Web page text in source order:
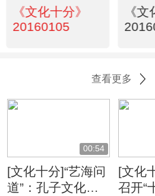
《文化十分》
20160105
《
查看更多
00:54
[文化十分]“艺海问
道”：孔子文化形
[文化
召开“